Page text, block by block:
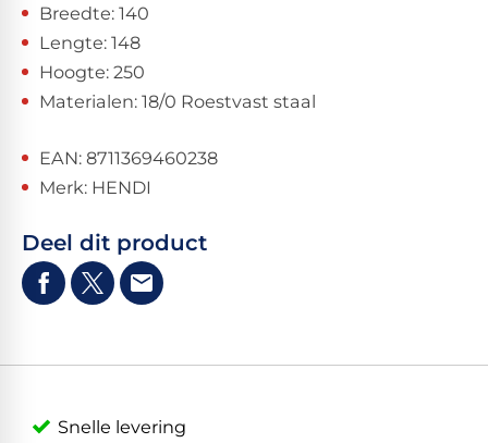
Breedte: 140
Lengte: 148
Hoogte: 250
Materialen: 18/0 Roestvast staal
EAN: 8711369460238
Merk: HENDI
Deel dit product
Snelle levering